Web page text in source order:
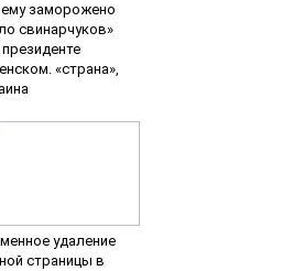
заморожено
свинарчуков»
«страна»,
удаление
страницы в